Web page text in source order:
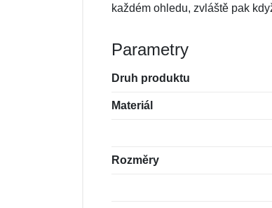
každém ohledu, zvláště pak
Parametry
Druh produktu
Materiál
Rozměry